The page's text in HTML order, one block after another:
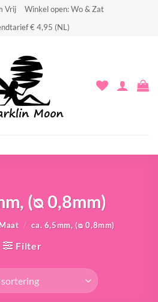
Vrij
Winkel open: Wo & Zat
€ 4,95 (NL)
(ᴓ 0,8mm)
/ ca. 6,5mm, (ᴓ 0,8mm)
Filter